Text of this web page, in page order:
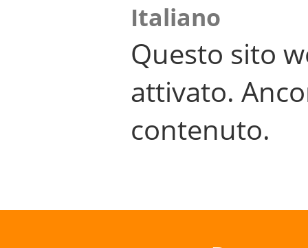
Italiano
Questo sito
attivato.
contenuto.